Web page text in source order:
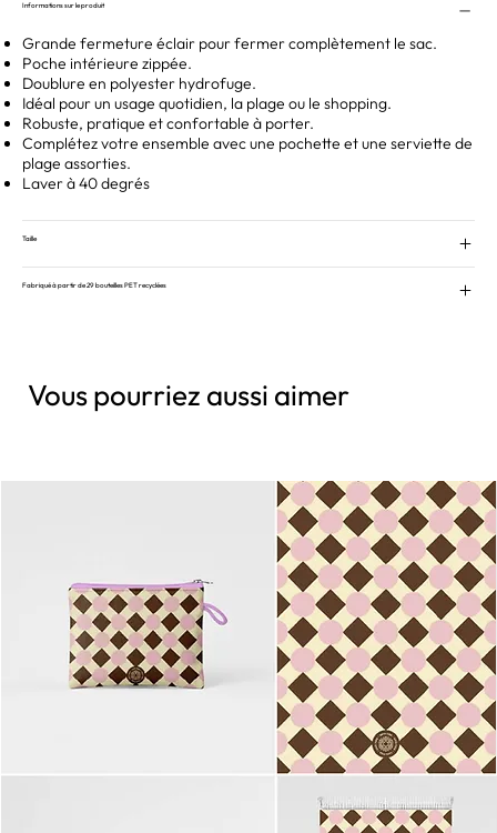
Informations sur le produit
Grande fermeture éclair pour fermer complètement le sac.
Poche intérieure zippée.
Doublure en polyester hydrofuge.
Idéal pour un usage quotidien, la plage ou le shopping.
Robuste, pratique et confortable à porter.
Complétez votre ensemble avec une pochette et une serviette de
plage assorties.
Laver à 40 degrés
Taille
Fabriqué à partir de 29 bouteilles PET recyclées
Vous pourriez aussi aimer